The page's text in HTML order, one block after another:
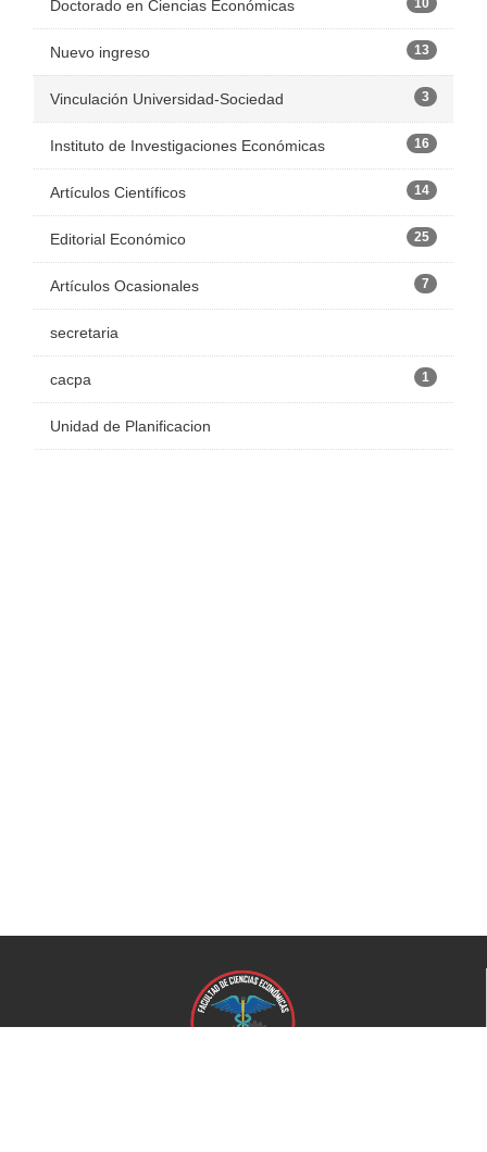
Doctorado en Ciencias Económicas 10
Nuevo ingreso 13
Vinculación Universidad-Sociedad 3
Instituto de Investigaciones Económicas 16
Artículos Científicos 14
Editorial Económico 25
Artículos Ocasionales 7
secretaria
cacpa 1
Unidad de Planificacion